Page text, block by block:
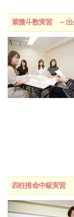
紫微斗数実習 ～出
四柱推命中級実習